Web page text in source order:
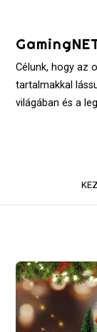
content
Célunk, hogy az
tartalmakkal
világában és a